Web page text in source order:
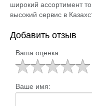
широкий ассортимент
высокий сервис в
Добавить отзыв
Ваша оценка:
Ваше имя: